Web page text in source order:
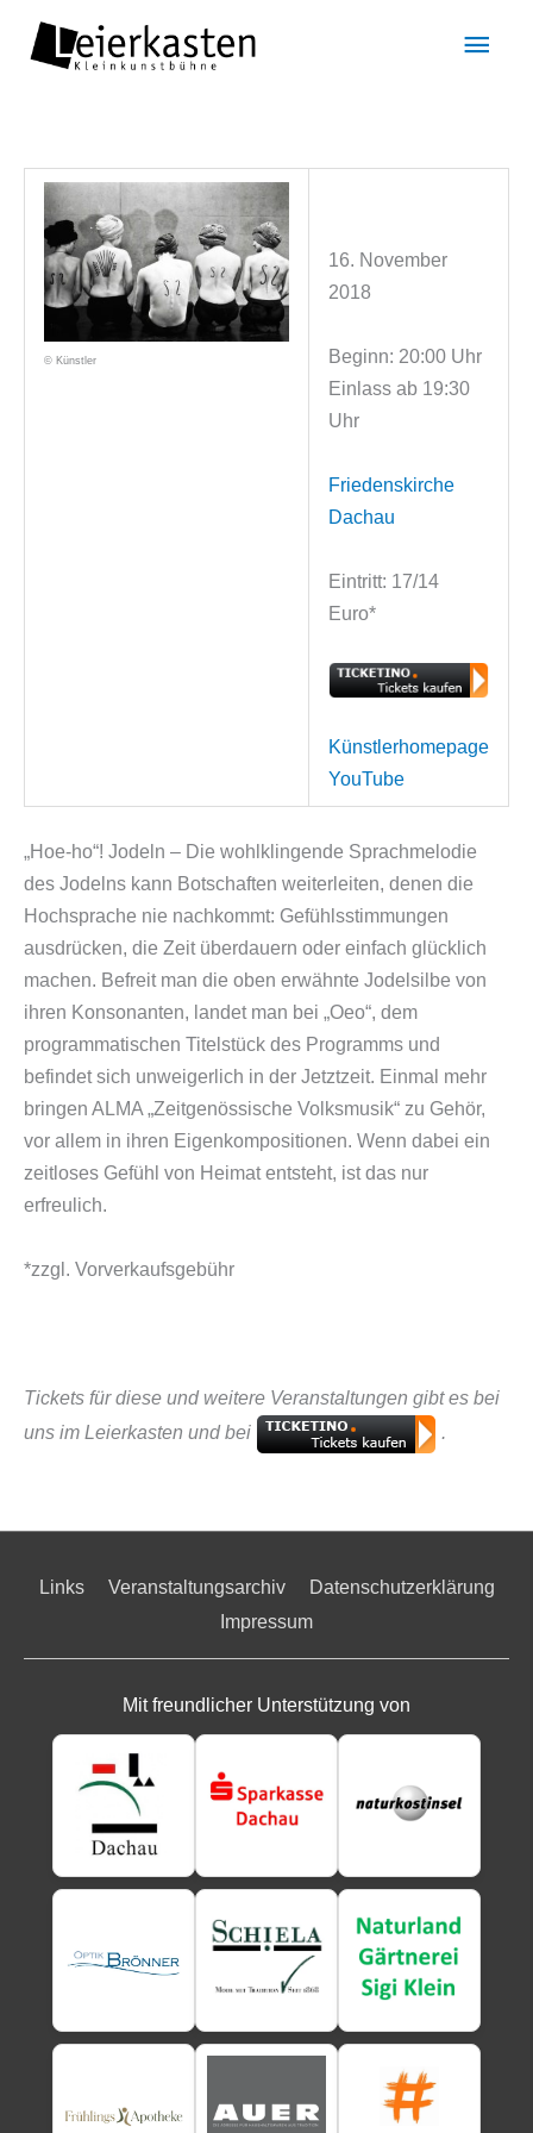
Inhalt
© Künstler
16. November
2018
Beginn: 20:00 Uhr
Einlass ab 19:30
Uhr
Friedenskirche
Dachau
Eintritt: 17/14
Euro*
Künstlerhomepage
YouTube
„Hoe-ho“! Jodeln – Die wohlklingende Sprachmelodie
des Jodelns kann Botschaften weiterleiten, denen die
Hochsprache nie nachkommt: Gefühlsstimmungen
ausdrücken, die Zeit überdauern oder einfach glücklich
machen. Befreit man die oben erwähnte Jodelsilbe von
ihren Konsonanten, landet man bei „Oeo“, dem
programmatischen Titelstück des Programms und
befindet sich unweigerlich in der Jetztzeit. Einmal mehr
bringen ALMA „Zeitgenössische Volksmusik“ zu Gehör,
vor allem in ihren Eigenkompositionen. Wenn dabei ein
zeitloses Gefühl von Heimat entsteht, ist das nur
erfreulich.
*zzgl. Vorverkaufsgebühr
Tickets für diese und weitere Veranstaltungen gibt es bei
uns im Leierkasten und bei
.
Links Veranstaltungsarchiv
Datenschutzerklärung
Impressum
Mit freundlicher Unterstützung von